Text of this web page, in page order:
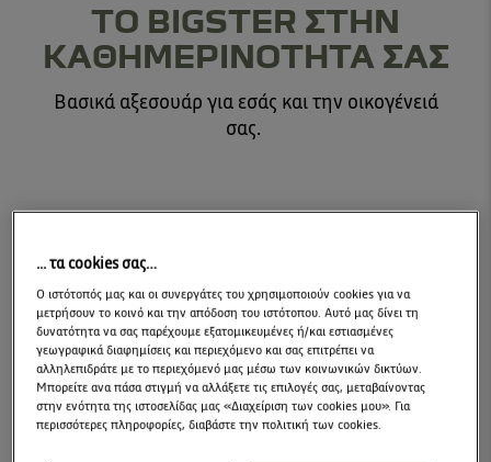
ΤΟ BIGSTER ΣΤΗΝ
ΚΑΘΗΜΕΡΙΝΟΤΗΤΑ ΣΑΣ
Βασικά αξεσουάρ για εσάς και την οικογένειά
σας.
AERO CARGO
BOX™ DACIA
ΣΚΑΛΟΠΑΤΙΑ
... τα cookies σας…
Ο ιστότοπός μας και οι συνεργάτες του χρησιμοποιούν cookies για να
μετρήσουν το κοινό και την απόδοση του ιστότοπου. Αυτό μας δίνει τη
δυνατότητα να σας παρέχουμε εξατομικευμένες ή/και εστιασμένες
γεωγραφικά διαφημίσεις και περιεχόμενο και σας επιτρέπει να
αλληλεπιδράτε με το περιεχόμενό μας μέσω των κοινωνικών δικτύων.
Μπορείτε ανα πάσα στιγμή να αλλάξετε τις επιλογές σας, μεταβαίνοντας
στην ενότητα της ιστοσελίδας μας «Διαχείριση των cookies μου». Για
περισσότερες πληροφορίες, διαβάστε την πολιτική των cookies.